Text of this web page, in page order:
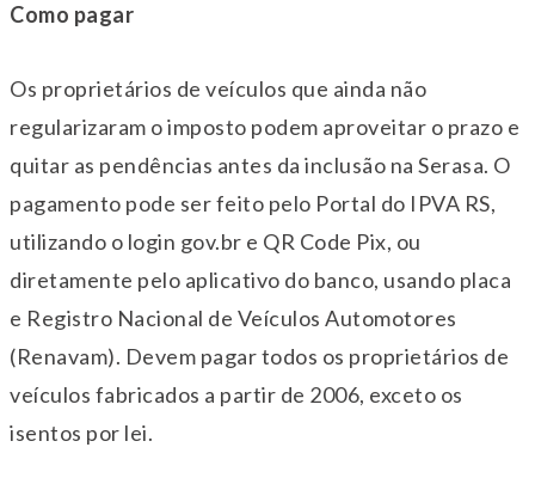
Como pagar
Os proprietários de veículos que ainda não
regularizaram o imposto podem aproveitar o prazo e
quitar as pendências antes da inclusão na Serasa. O
pagamento pode ser feito pelo Portal do IPVA RS,
utilizando o login gov.br e QR Code Pix, ou
diretamente pelo aplicativo do banco, usando placa
e Registro Nacional de Veículos Automotores
(Renavam). Devem pagar todos os proprietários de
veículos fabricados a partir de 2006, exceto os
isentos por lei.